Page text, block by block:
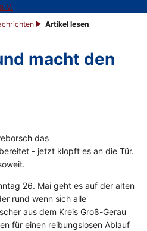
Artikel lesen
macht den
das
- jetzt klopft es an die Tür.
26. Mai geht es auf der alten
rund wenn sich alle
aus dem Kreis Groß-Gerau
für einen reibungslosen Ablauf